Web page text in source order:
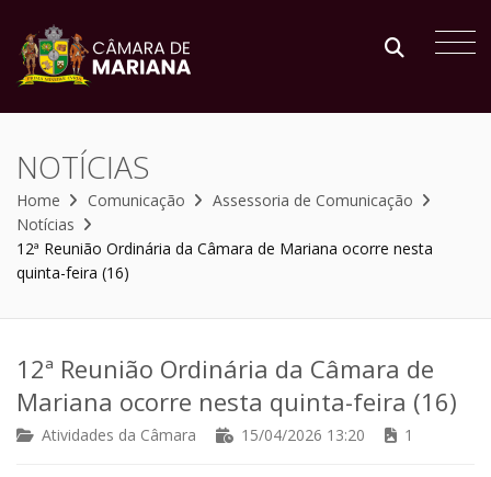
NOTÍCIAS
Home Comunicação
Assessoria de Comunicação
Notícias
12ª Reunião Ordinária da Câmara de Mariana ocorre nesta
quinta-feira (16)
12ª Reunião Ordinária da Câmara de
Mariana ocorre nesta quinta-feira (16)
Atividades da Câmara 15/04/2026 13:20 1